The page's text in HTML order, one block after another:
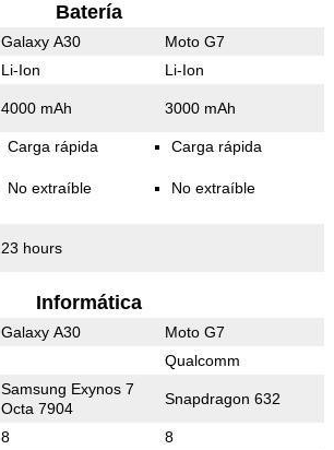
Batería
Galaxy A30 Moto G7
Li-Ion Li-Ion
4000 mAh 3000 mAh
Carga rápida
No extraíble
Carga rápida
No extraíble
23 hours
Informática
Galaxy A30 Moto G7
Qualcomm
Samsung Exynos 7
Octa 7904
Snapdragon 632
8 8